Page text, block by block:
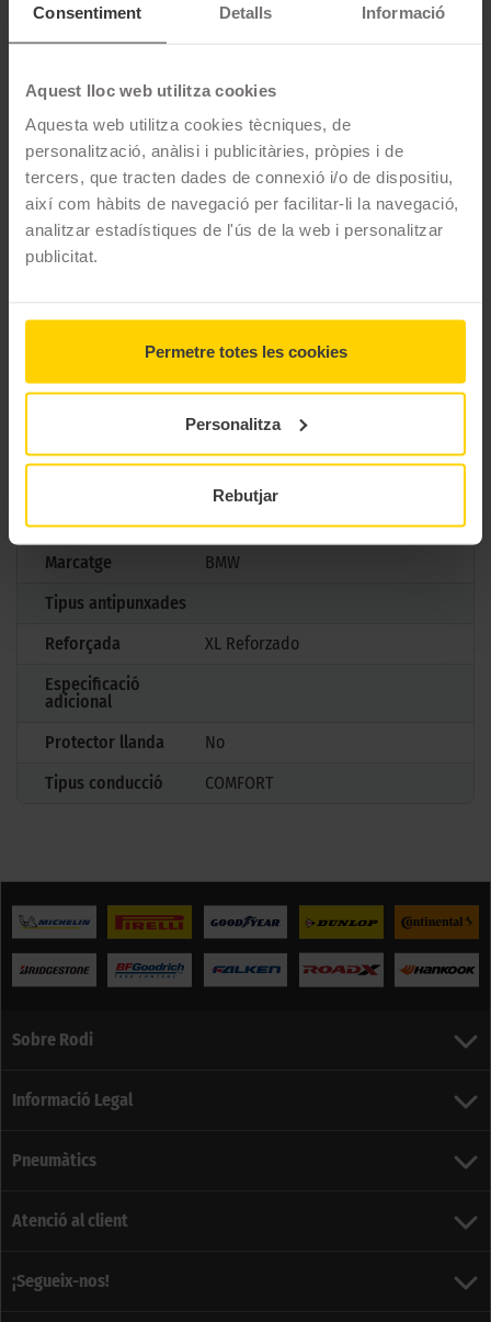
Consentiment Detalls Informació
Aquest lloc web utilitza cookies
Aquesta web utilitza cookies tècniques, de
personalització, anàlisi i publicitàries, pròpies i de
tercers, que tracten dades de connexió i/o de dispositiu,
així com hàbits de navegació per facilitar-li la navegació,
analitzar estadístiques de l'ús de la web i personalitzar
publicitat.
Permetre totes les cookies
Personalitza
Rebutjar
DESCRIPCIÓ CONTINENTAL ECOCONTACT 6 -
El Continental EcoContact 6 és un pneumàtic ideal per a una
conducció esportiva. Amb un control excepcional fins i tot a
velocitats vertiginoses, aquest pneumàtic et permet un confort
sense límits en qualsevol situació.
CARACTERÍSTIQUES TÈCNIQUES
Marca
Continental
ECOCONTACT 6
Mesures
245/40 R19 101 Y
3PMSF
No
Marcatge
BMW
Tipus antipunxades
Reforçada
XL Reforzado
Especificació
adicional
Protector llanda
No
Tipus conducció
COMFORT
Sobre Rodi
Informació Legal
Pneumàtics
Atenció al client
¡Segueix-nos!